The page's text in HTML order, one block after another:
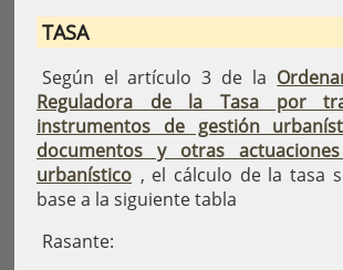
TASA
Según el artículo 3 de la
Reguladora de la Tasa por
instrumentos de gestión
documentos y otras
urbanístico , el cálculo de la tasa
base a la siguiente tabla
Rasante: